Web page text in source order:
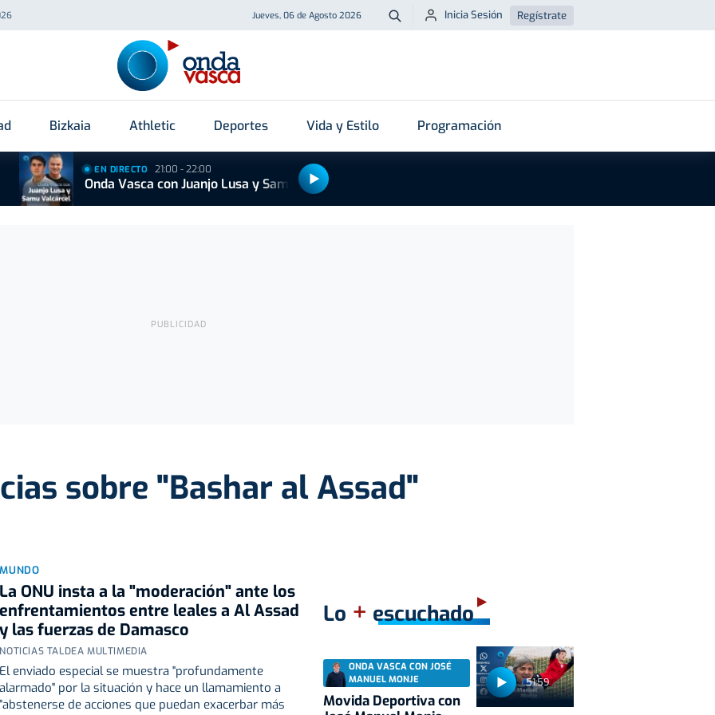
Jueves, 06 de Agosto 2026 Buscar
Inicia Sesión Regístrate
Bizkaia Athletic Deportes Vida y Estilo Programación
EN DIRECTO 21:00 - 22:00
Onda Vasca con Juanjo Lusa y Samu Valcárcel
sobre "Bashar al Assad"
MUNDO
La ONU insta a la "moderación" ante los
enfrentamientos entre leales a Al Assad
y las fuerzas de Damasco
NOTICIAS TALDEA MULTIMEDIA
El enviado especial se muestra "profundamente
alarmado" por la situación y hace un llamamiento a
"abstenerse de acciones que puedan exacerbar más
Lo + escuchado
51:59
ONDA VASCA CON JOSÉ
MANUEL MONJE
Movida Deportiva con